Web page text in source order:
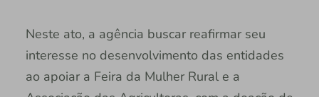
Neste ato, a agência buscar reafirmar seu
interesse no desenvolvimento das entidades
ao apoiar a Feira da Mulher Rural e a